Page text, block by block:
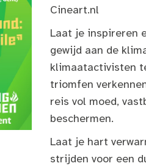
Cineart.nl
Laat je inspireren
gewijd aan de
klimaatactivisten
triomfen
reis vol moed,
beschermen.
Laat je hart
strijden voor een